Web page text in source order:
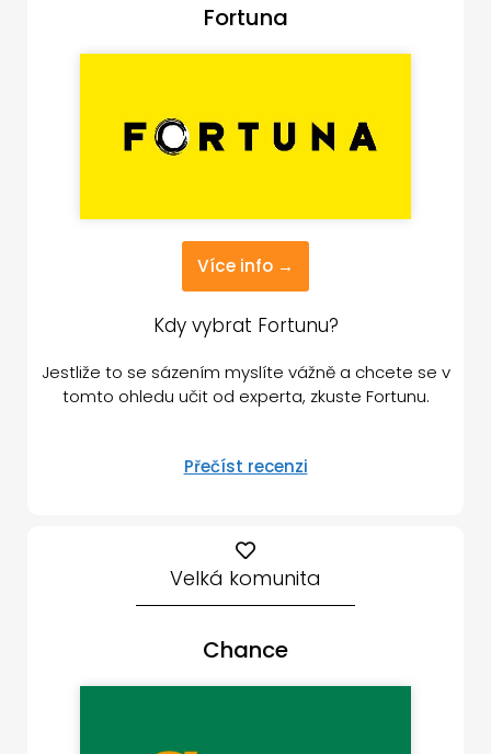
Fortuna
Více info →
Kdy vybrat Fortunu?
Jestliže to se sázením myslíte vážně a chcete se v
tomto ohledu učit od experta, zkuste Fortunu.
Přečíst recenzi
Velká komunita
Chance